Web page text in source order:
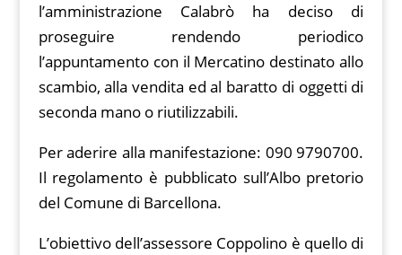
l’amministrazione Calabrò ha deciso di
proseguire rendendo periodico
l’appuntamento con il Mercatino destinato allo
scambio, alla vendita ed al baratto di oggetti di
seconda mano o riutilizzabili.
Per aderire alla manifestazione: 090 9790700.
Il regolamento è pubblicato sull’Albo pretorio
del Comune di Barcellona.
L’obiettivo dell’assessore Coppolino è quello di